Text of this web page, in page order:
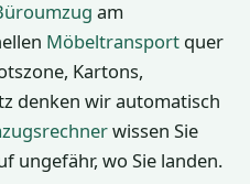
am
Möbeltransport quer
Kartons,
denken wir automatisch
wissen Sie
ungefähr, wo Sie landen.